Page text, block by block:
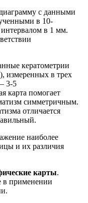
с данными
в 10-
в 1 мм.
кератометрии
измеренных в трех
3-5
карта помогает
симметричным.
отличается
наиболее
и их различия
карты.
в применении